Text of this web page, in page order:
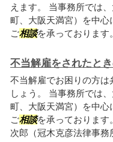
えます。 当事務所では
町、大阪天満宮）を中心
ご相談を承っております
不当解雇をされたと
不当解雇でお困りの方は
しょう。 当事務所では
町、大阪天満宮）を中心
ご相談を承っております
次郎（冠木克彦法律事務